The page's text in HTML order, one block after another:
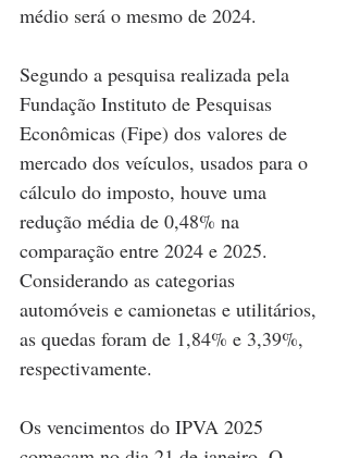
médio será o mesmo de 2024.
Segundo a pesquisa realizada pela
Fundação Instituto de Pesquisas
Econômicas (Fipe) dos valores de
mercado dos veículos, usados para o
cálculo do imposto, houve uma
redução média de 0,48% na
comparação entre 2024 e 2025.
Considerando as categorias
automóveis e camionetas e utilitários,
as quedas foram de 1,84% e 3,39%,
respectivamente.
Os vencimentos do IPVA 2025